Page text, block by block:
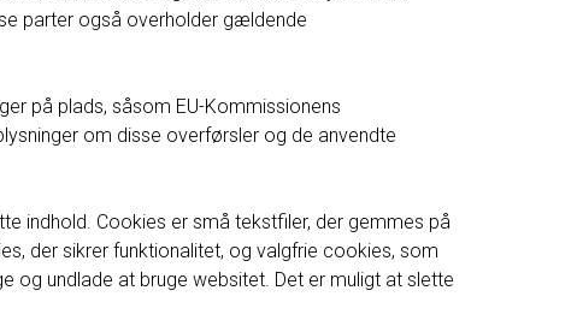
parter også overholder gældende
på plads, såsom EU-Kommissionens
om disse overførsler og de anvendte
indhold. Cookies er små tekstfiler, der gemmes på
der sikrer funktionalitet, og valgfrie cookies, som
og undlade at bruge websitet. Det er muligt at slette